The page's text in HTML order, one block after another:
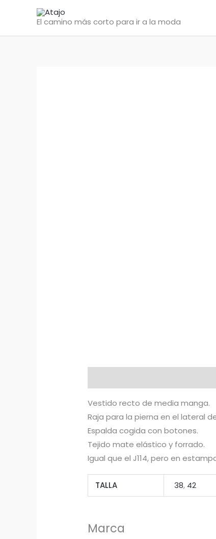
contenido
El camino más corto para ir a la moda
Vestido recto de media manga.
Raja para la pierna en el lateral
Espalda cogida con botones.
Tejido mate elástico y forrado.
Igual que el J114, pero en
TALLA 38, 42
Marca